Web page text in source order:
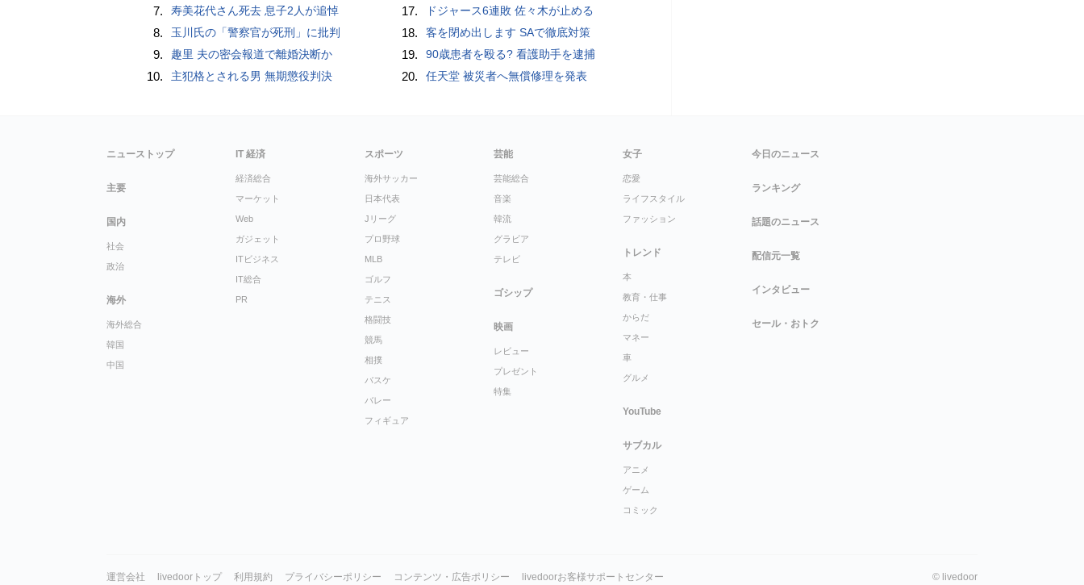
7. 寿美花代さん死去 息子2人が追悼
8. 玉川氏の「警察官が死刑」に批判
9. 趣里 夫の密会報道で離婚決断か
10. 主犯格とされる男 無期懲役判決
17. ドジャース6連敗 佐々木が止める
18. 客を閉め出します SAで徹底対策
19. 90歳患者を殴る? 看護助手を逮捕
20. 任天堂 被災者へ無償修理を発表
ニューストップ
主要
国内
社会
政治
海外
海外総合
韓国
中国
IT 経済
経済総合
マーケット
Web
ガジェット
ITビジネス
IT総合
PR
スポーツ
海外サッカー
日本代表
Jリーグ
プロ野球
MLB
ゴルフ
テニス
格闘技
競馬
相撲
バスケ
バレー
フィギュア
芸能
芸能総合
音楽
韓流
グラビア
テレビ
ゴシップ
映画
レビュー
プレゼント
特集
女子
恋愛
ライフスタイル
ファッション
トレンド
本
教育・仕事
からだ
マネー
車
グルメ
YouTube
サブカル
アニメ
ゲーム
コミック
今日のニュース
ランキング
話題のニュース
配信元一覧
インタビュー
セール・おトク
運営会社 livedoorトップ 利用規約 プライバシーポリシー コンテンツ・広告ポリシー livedoorお客様サポートセンター © livedoor